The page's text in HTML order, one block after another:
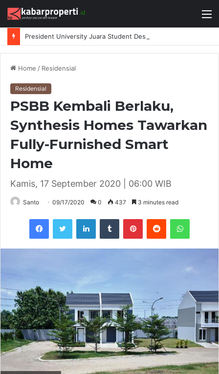
Home / Residensial
Residensial
PSBB Kembali Berlaku,
Synthesis Homes Tawarkan
Fully-Furnished Smart
Home
Kamis, 17 September 2020 | 06:00 WIB
Santo 09/17/2020 0 437 3 minutes read
FacebookTwitter LinkedInTumblr PinterestReddit